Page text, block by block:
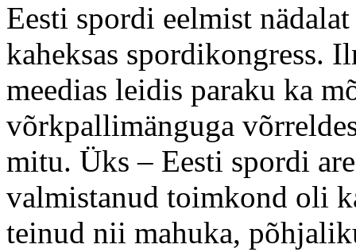
Eesti spordi eelmist
kaheksas spordikongress.
meedias leidis paraku ka
võrkpallimänguga
mitu. Üks – Eesti spordi
valmistanud toimkond oli
teinud nii mahuka,